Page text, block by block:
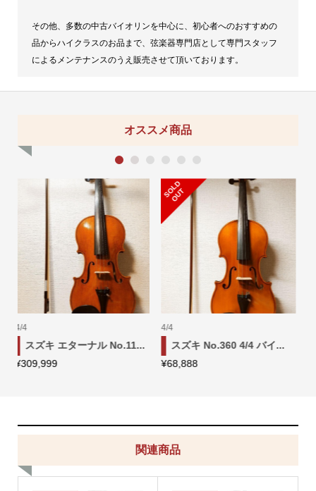
その他、多数の中古バイオリンを中心に、初心者へのおすすめの
品からハイクラスのお品まで、弦楽器専門店として専門スタッフ
によるメンテナンスのうえ販売させて頂いております。
オススメ商品
バイ...
Andreas Eastman VL80...
¥
S
L
D
O
U
スズキ 4/4 特シリーズ
1 2 3 4 5 6
関連商品